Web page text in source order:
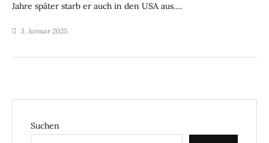
Jahre später starb er auch in den USA aus….
3. Januar 2025
Suchen